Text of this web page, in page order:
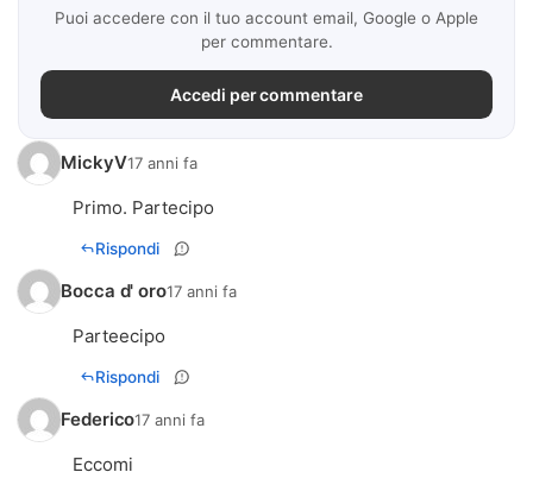
Puoi accedere con il tuo account email, Google o Apple
per commentare.
Accedi per commentare
MickyV17 anni fa
Primo. Partecipo
Rispondi
Bocca d' oro17 anni fa
Parteecipo
Rispondi
Federico17 anni fa
Eccomi